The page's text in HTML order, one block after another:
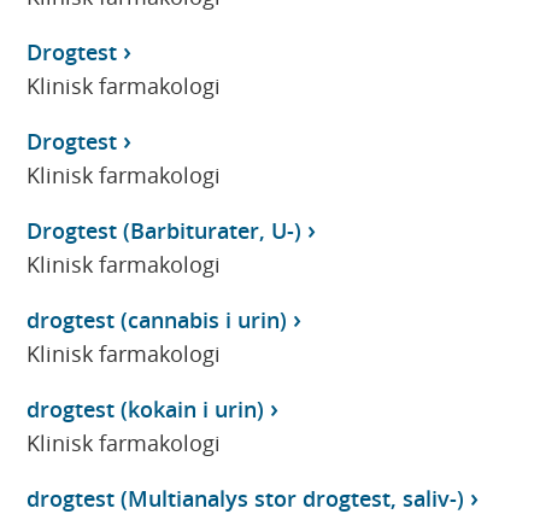
Drogtest
Klinisk farmakologi
Drogtest
Klinisk farmakologi
Drogtest (Barbiturater, U-)
Klinisk farmakologi
drogtest (cannabis i urin)
Klinisk farmakologi
drogtest (kokain i urin)
Klinisk farmakologi
drogtest (Multianalys stor drogtest, saliv-)